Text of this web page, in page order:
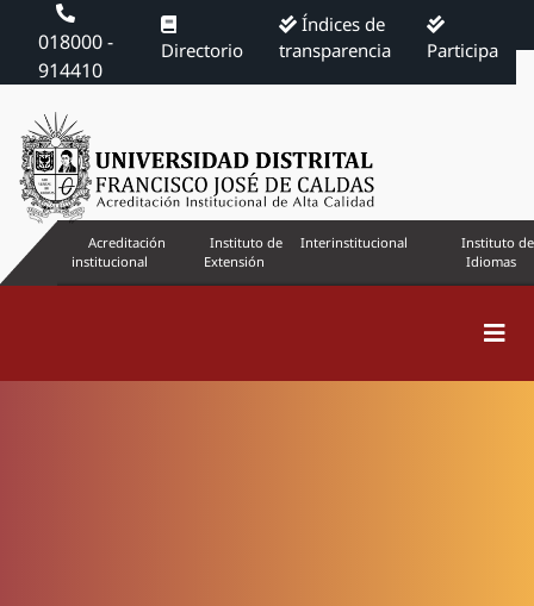
018000 -
914410
Directorio
Índices de
transparencia
Participa
Acreditación
institucional
Instituto de
Extensión
Interinstitucional
Instituto de
Idiomas